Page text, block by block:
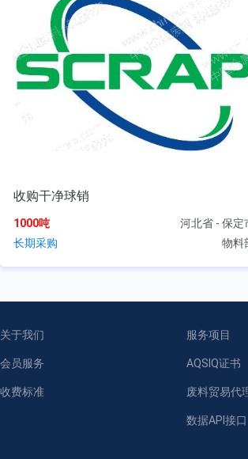
收购干净球销
1000吨
河北省 - 保定
长期采购
物料
关于我们
会员服务
收费标准
服务项目
AQSIQ证书
废料贸易代
数据API接口